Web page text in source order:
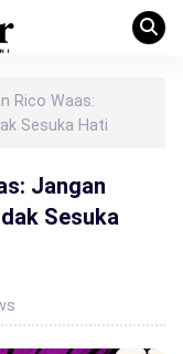
Rico Waas:
Sesuka Hati
Jangan
Sesuka